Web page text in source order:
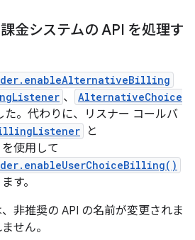
金システムの API を処理す
、
AlternativeChoice
た。代わりに、リスナー コールバ
と
を使用して
す。
非推奨の API の名前が変更されま
せん。